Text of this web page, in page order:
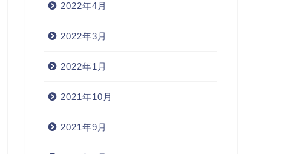
2022年4月
2022年3月
2022年1月
2021年10月
2021年9月